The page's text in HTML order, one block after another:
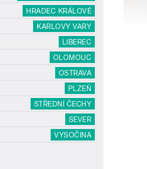
HRADEC KRÁLOVÉ
KARLOVY VARY
LIBEREC
OLOMOUC
OSTRAVA
PLZEŇ
STŘEDNÍ ČECHY
SEVER
VYSOČINA